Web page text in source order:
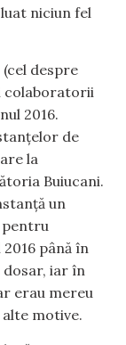
niciun fel
despre
colaboratorii
2016.
de
la
Buiucani.
un
pentru
până în
dosar, iar în
erau mereu
motive.